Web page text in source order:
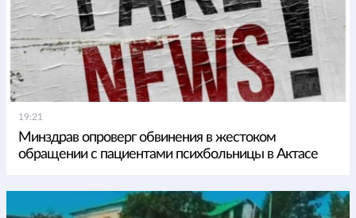
19:21
Минздрав опроверг обвинения в жестоком
обращении с пациентами психбольницы в Актасе